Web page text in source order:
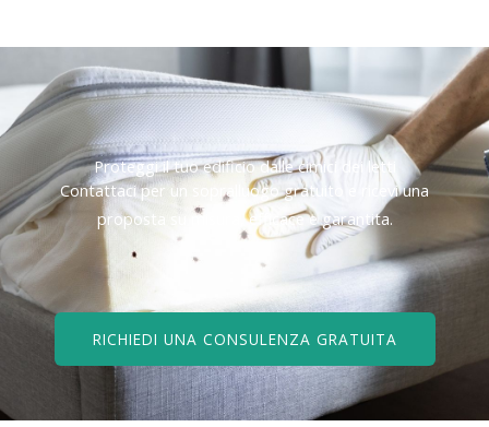
Proteggi il tuo edificio dalle cimici dei letti
Contattaci per un sopralluogo gratuito e ricevi una
proposta su misura, efficace e garantita.
RICHIEDI UNA CONSULENZA GRATUITA